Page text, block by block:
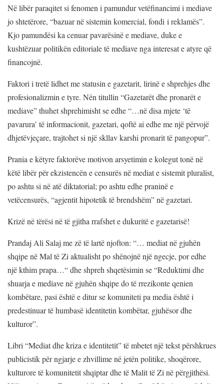
Në libër paraqitet si fenomen i pamundur vetëfinancimi i mediave
jo shtetërore, “bazuar në sistemin komercial, fondi i reklamës”.
Kjo pamundësi ka cenuar pavarësinë e mediave, duke e
kushtëzuar politikën editoriale të mediave nga interesat e atyre që
financojnë.
Faktori i tretë lidhet me statusin e gazetarit, lirinë e shprehjes dhe
profesionalizmin e tyre. Nën titullin “Gazetarët dhe pronarët e
mediave” thuhet shprehimisht se edhe “…në disa mjete ‘të
pavarura’ të informacionit, gazetari, qoftë ai edhe me një përvojë
dhjetëvjeçare, trajtohet si një skllav karshi pronarit të pangopur”.
Prania e këtyre faktorëve motivon arsyetimin e kolegut tonë në
këtë libër për ekzistencën e censurës në mediat e sistemit pluralist,
po ashtu si në atë diktatorial; po ashtu edhe praninë e
vetëcensurës, “agjentit hipotetik të brendshëm” në gazetari.
Krizë në tërësi në të gjitha rrafshet e dukuritë e gazetarisë!
Prandaj Ali Salaj me zë të lartë njofton: “… mediat në gjuhën
shqipe në Mal të Zi aktualisht po shënojnë një ngecje, por edhe
një kthim prapa…“ dhe shpreh shqetësimin se “Reduktimi dhe
shuarja e mediave në gjuhën shqipe do të rrezikonte qenien
kombëtare, pasi është e ditur se komuniteti pa media është i
predestinuar të humbasë identitetin kombëtar, gjuhësor dhe
kulturor”.
Libri “Mediat dhe kriza e identitetit” të mbetet një tekst përshkrues
publicistik për ngjarje e zhvillime në jetën politike, shoqërore,
kulturore të komunitetit shqiptar dhe të Malit të Zi në përgjithësi.